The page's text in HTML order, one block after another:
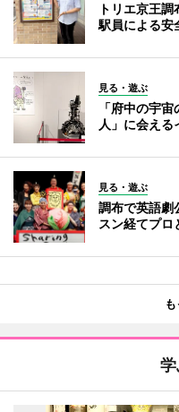
トリエ京王
駅員による安
見る・遊ぶ
「府中の宇
人」に会える
見る・遊ぶ
調布で英語
スン経てプロ